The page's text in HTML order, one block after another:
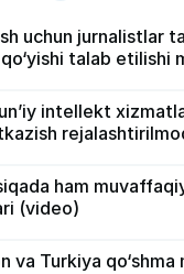
uchun jurnalistlar
talab etilishi
intellekt
ham
(video)
va Turkiya qo‘shma